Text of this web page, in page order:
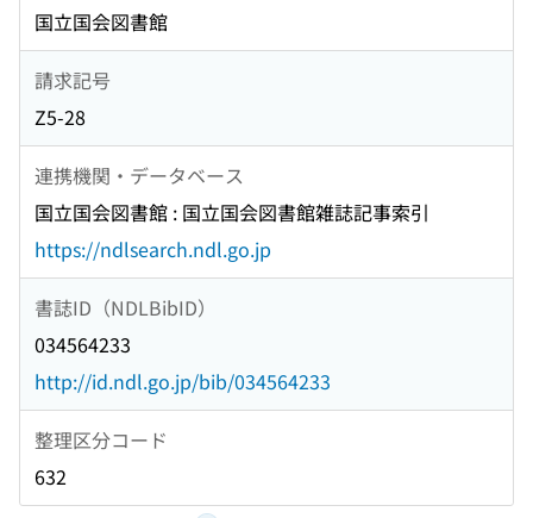
国立国会図書館
請求記号
Z5-28
連携機関・データベース
国立国会図書館 : 国立国会図書館雑誌記事索引
https://ndlsearch.ndl.go.jp
書誌ID（NDLBibID）
034564233
http://id.ndl.go.jp/bib/034564233
整理区分コード
632